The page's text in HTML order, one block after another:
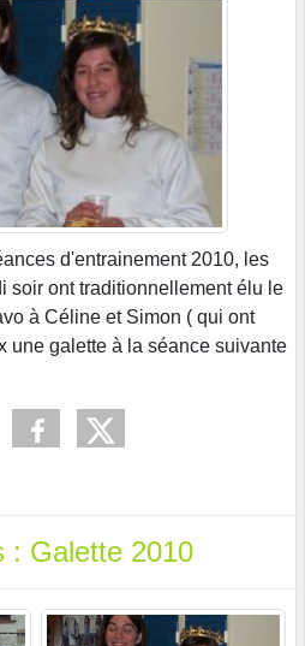
d'entrainement 2010, les
soir ont traditionnellement élu le
à Céline et Simon ( qui ont
une galette à la séance suivante
: Galette 2010